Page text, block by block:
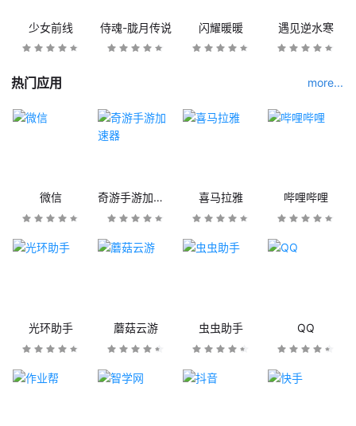
少女前线 侍魂-胧月传说 闪耀暖暖 遇见逆水寒
热门应用 more...
微信 奇游手游加速器 喜马拉雅 哔哩哔哩
光环助手 蘑菇云游 虫虫助手 QQ